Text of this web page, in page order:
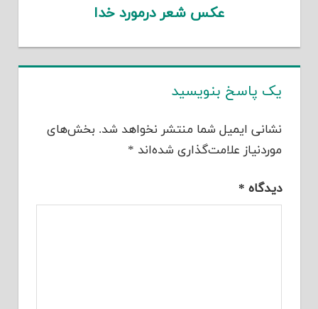
عکس شعر درمورد خدا
یک پاسخ بنویسید
نشانی ایمیل شما منتشر نخواهد شد. بخش‌های
موردنیاز علامت‌گذاری شده‌اند *
دیدگاه *